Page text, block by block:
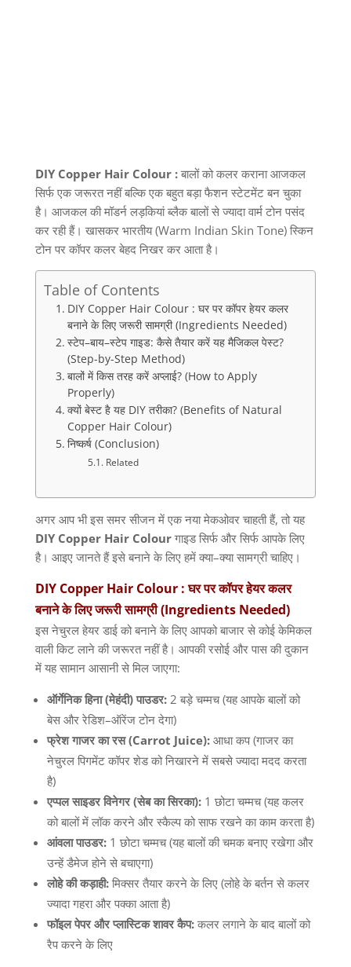
DIY Copper Hair Colour :बालों को कलर कराना आजकल
सिर्फ एक जरूरत नहीं बल्कि एक बहुत बड़ा फैशन स्टेटमेंट बन चुका
है। आजकल की मॉडर्न लड़कियां ब्लैक बालों से ज्यादा वार्म टोन पसंद
कर रही हैं। खासकर भारतीय(Warm Indian Skin Tone) स्किन
टोन पर कॉपर कलर बेहद निखर कर आता है।
Table of Contents
DIY Copper Hair Colour : घर पर कॉपर हेयर कलर
बनाने के लिए जरूरी सामग्री (Ingredients Needed)
स्टेप–बाय–स्टेप गाइड: कैसे तैयार करें यह मैजिकल पेस्ट?
(Step-by-Step Method)
बालों में किस तरह करें अप्लाई? (How to Apply
Properly)
क्यों बेस्ट है यह DIY तरीका? (Benefits of Natural
Copper Hair Colour)
निष्कर्ष (Conclusion)
Related
अगर आप भी इस समर सीजन में एक नया मेकओवर चाहती हैं, तो यह
DIY Copper Hair Colour गाइड सिर्फ और सिर्फ आपके लिए
है। आइए जानते हैं इसे बनाने के लिए हमें क्या–क्या सामग्री चाहिए।
DIY Copper Hair Colour :घरपरकॉपरहेयरकलर
बनानेकेलिएजरूरीसामग्री(Ingredients Needed)
इस नेचुरल हेयर डाई को बनाने के लिए आपको बाजार से कोई केमिकल
वाली किट लाने की जरूरत नहीं है। आपकी रसोई और पास की दुकान
में यह सामान आसानी से मिल जाएगा:
ऑर्गेनिक हिना(मेहंदी) पाउडर:2 बड़े चम्मच(यह आपके बालों को
बेस और रेडिश–ऑरेंज टोन देगा)
फ्रेश गाजर का रस(Carrot Juice): आधा कप(गाजर का
नेचुरल पिगमेंट कॉपर शेड को निखारने में सबसे ज्यादा मदद करता
है)
एप्पल साइडर विनेगर(सेब का सिरका):1 छोटा चम्मच(यह कलर
को बालों में लॉक करने और स्कैल्प को साफ रखने का काम करता है)
आंवला पाउडर:1 छोटा चम्मच(यह बालों की चमक बनाए रखेगा और
उन्हें डैमेज होने से बचाएगा)
लोहे की कड़ाही: मिक्सर तैयार करने के लिए(लोहे के बर्तन से कलर
ज्यादा गहरा और पक्का आता है)
फॉइल पेपर और प्लास्टिक शावर कैप: कलर लगाने के बाद बालों को
रैप करने के लिए